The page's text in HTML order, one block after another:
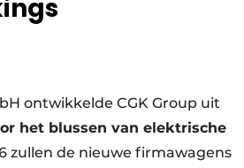
ontwikkelde CGK Group uit
het blussen van elektrische
zullen de nieuwe firmawagens